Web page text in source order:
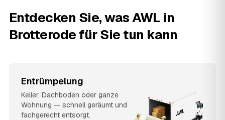
Entdecken Sie, was AWL in
Brotterode für Sie tun kann
Entrümpelung
Keller, Dachboden oder ganze
Wohnung — schnell geräumt und
fachgerecht entsorgt.